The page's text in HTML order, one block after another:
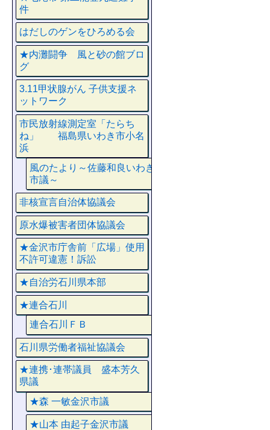
件
はだしのゲンをひろめる会
★内灘闘争 風と砂の館ブロ
グ
3.11甲状腺がん 子供支援ネ
ットワーク
市民放射線測定室「たらち
ね」 福島県いわき市小名
浜
風のたより～佐藤和良いわき
市議～
非核宣言自治体協議会
原水爆被害者団体協議会
★金沢市庁舎前「広場」使用
不許可違憲！訴訟
★自治労石川県本部
★連合石川
連合石川ＦＢ
石川県労働者福祉協議会
★連携･連帯議員 盛本芳久
県議
★森 一敏金沢市議
★山本 由起子金沢市議